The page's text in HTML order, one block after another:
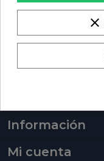
Pago seguro
Fabricación
Fabricación
Información
Mi cuenta
clear